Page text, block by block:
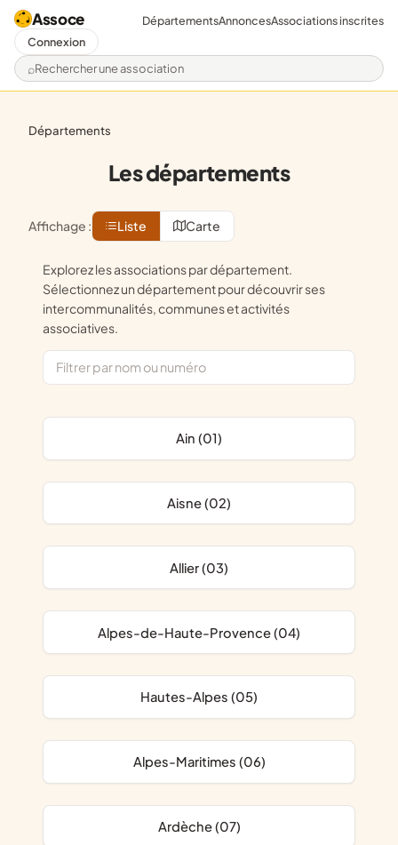
Assoce
Rechercher une association
DépartementsAnnoncesAssociations inscrites
Connexion
départements
Les départements
Affichage : Liste Carte
Explorez les associations par département.
Sélectionnez un département pour découvrir ses
intercommunalités, communes et activités
associatives.
Ain (01)
Aisne (02)
Allier (03)
Alpes-de-Haute-Provence (04)
Hautes-Alpes (05)
Alpes-Maritimes (06)
Ardèche (07)